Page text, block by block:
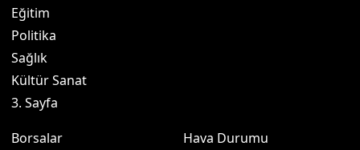
Eğitim
Politika
Sağlık
Kültür Sanat
3. Sayfa
Borsalar
Hava Durumu